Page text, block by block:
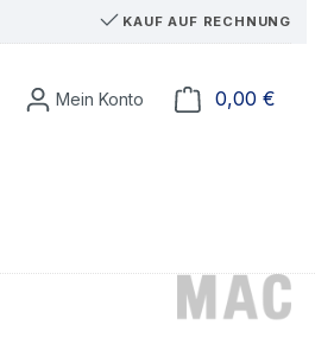
KAUF AUF RECHNUNG
Merkzettel 0,00 €